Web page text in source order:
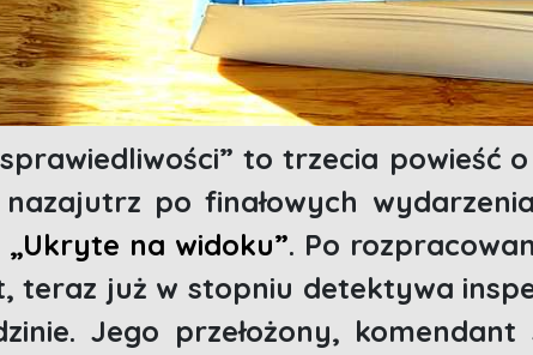
to trzecia powieść
po finałowych
„Ukryte na widoku”. Po
teraz już w stopniu detektywa
Jego przełożony,